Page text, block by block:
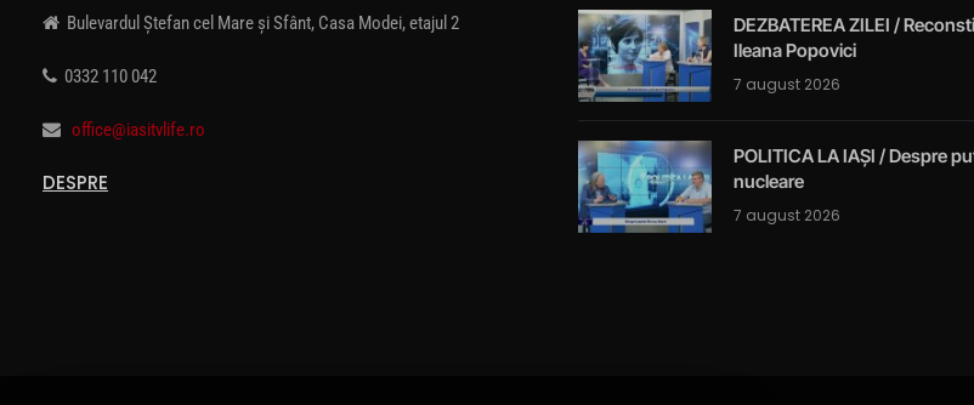
Bulevardul Ștefan cel Mare și Sfânt, Casa Modei, etajul 2
0332 110 042
office@iasitvlife.ro
DESPRE
DEZBATEREA ZILEI /
Ileana Popovici
7 august 2026
POLITICA LA IAȘI / Despre
nucleare
7 august 2026